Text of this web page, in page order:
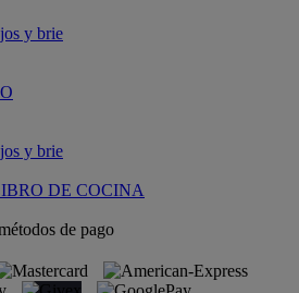
y brie
y brie
DE COCINA
de pago